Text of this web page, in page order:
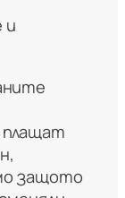
и
плащат
защото